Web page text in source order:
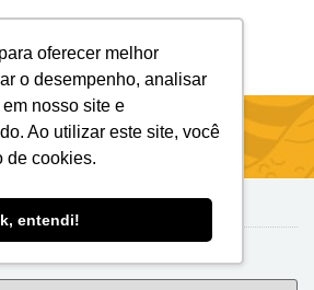
oferecer melhor
o desempenho, analisar
nosso site e
Ao utilizar este site, você
de cookies.
entendi!
Com Função